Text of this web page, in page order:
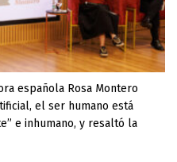
española Rosa Montero
el ser humano está
e inhumano, y resaltó la